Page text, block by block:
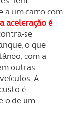
a um carro com
a aceleração é
se
o que
com a
outras
A
é
o de um